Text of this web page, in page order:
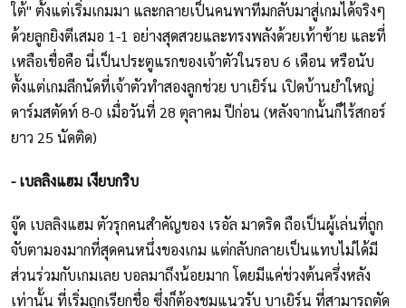
ใต้" ตั้งแต่เริ่มเกมมา และกลายเป็นคนพาทีมกลับมาสู่เกมได้จริงๆ
ด้วยลูกยิงตีเสมอ 1-1 อย่างสุดสวยและทรงพลังด้วยเท้าซ้าย และที่
เหลือเชื่อคือ นี่เป็นประตูแรกของเจ้าตัวในรอบ 6 เดือน หรือนับ
ตั้งแต่เกมลีกนัดที่เจ้าตัวทำสองลูกช่วย บาเยิร์น เปิดบ้านยำใหญ่
ดาร์มสตัดท์ 8-0 เมื่อวันที่ 28 ตุลาคม ปีก่อน (หลังจากนั้นก็ไร้สกอร์
ยาว 25 นัดติด)
- เบลลิงแฮม เงียบกริบ
จู๊ด เบลลิงแฮม ตัวรุกคนสำคัญของ เรอัล มาดริด ถือเป็นผู้เล่นที่ถูก
จับตามองมากที่สุดคนหนึ่งของเกม แต่กลับกลายเป็นแทบไม่ได้มี
ส่วนร่วมกับเกมเลย บอลมาถึงน้อยมาก โดยมีแค่ช่วงต้นครึ่งหลัง
เท่านั้น ที่เริ่มถูกเรียกชื่อ ซึ่งก็ต้องชมแนวรับ บาเยิร์น ที่สามารถตัด